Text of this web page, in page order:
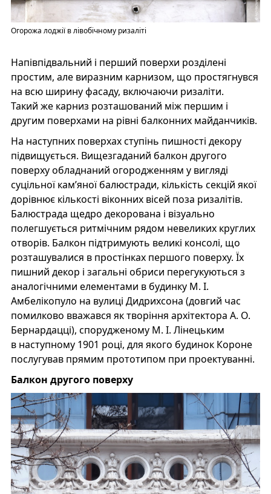
Огорожа лоджії в лівобічному ризаліті
Напівпідвальний і перший поверхи розділені
простим, але виразним карнизом, що простягнувся
на всю ширину фасаду, включаючи ризаліти.
Такий же карниз розташований між першим і
другим поверхами на рівні балконних майданчиків.
На наступних поверхах ступінь пишності декору
підвищується. Вищезгаданий балкон другого
поверху обладнаний огородженням у вигляді
суцільної кам’яної балюстради, кількість секцій якої
дорівнює кількості віконних вісей поза ризалітів.
Балюстрада щедро декорована і візуально
полегшується ритмічним рядом невеликих круглих
отворів. Балкон підтримують великі консолі, що
розташувалися в простінках першого поверху. Їх
пишний декор і загальні обриси перегукуються з
аналогічними елементами в будинку М. І.
Амбелікопуло на вулиці Дидрихсона (довгий час
помилково вважався як творіння архітектора А. О.
Бернардацці), спорудженому М. І. Лінецьким
в наступному 1901 році, для якого будинок Короне
послугував прямим прототипом при проектуванні.
Балкон другого поверху